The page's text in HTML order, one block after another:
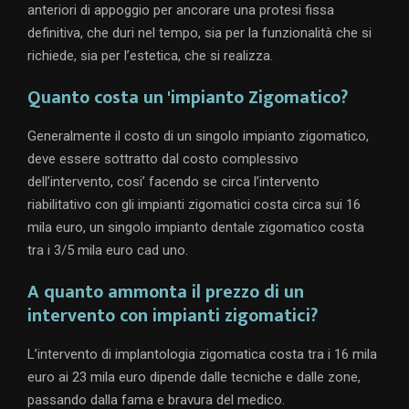
anteriori di appoggio per ancorare una protesi fissa
definitiva, che duri nel tempo, sia per la funzionalità che si
richiede, sia per l’estetica, che si realizza.
Quanto costa un 'impianto Zigomatico?
Generalmente il costo di un singolo impianto zigomatico,
deve essere sottratto dal costo complessivo
dell’intervento, cosi’ facendo se circa l’intervento
riabilitativo con gli impianti zigomatici costa circa sui 16
mila euro, un singolo impianto dentale zigomatico costa
tra i 3/5 mila euro cad uno.
A quanto ammonta il prezzo di un
intervento con impianti zigomatici?
L’intervento di implantologia zigomatica costa tra i 16 mila
euro ai 23 mila euro dipende dalle tecniche e dalle zone,
passando dalla fama e bravura del medico.